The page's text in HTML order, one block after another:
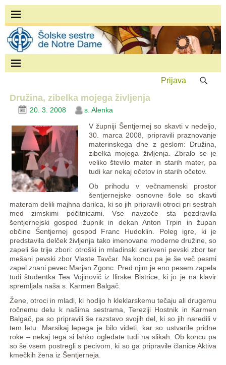
Prijava
Družina, zibelka mojega življenja
20. 3. 2008
s. Alenka
V župniji Šentjernej so skavti v nedeljo,
30. marca 2008, pripravili praznovanje
materinskega dne z geslom: Družina,
zibelka mojega življenja. Zbralo se je
veliko število mater in starih mater, pa
tudi kar nekaj očetov in starih očetov.
Ob prihodu v večnamenski prostor
šentjernejske osnovne šole so skavti
materam delili majhna darilca, ki so jih pripravili otroci pri sestrah
med zimskimi počitnicami. Vse navzoče sta pozdravila
šentjernejski gospod župnik in dekan Anton Trpin in župan
občine Šentjernej gospod Franc Hudoklin. Poleg igre, ki je
predstavila delček življenja tako imenovane moderne družine, so
zapeli še trije zbori: otroški in mladinski cerkveni pevski zbor ter
mešani pevski zbor Vlaste Tavčar. Na koncu pa je še več pesmi
zapel znani pevec Marjan Zgonc. Pred njim je eno pesem zapela
tudi študentka Tea Vojinovič iz Ilirske Bistrice, ki jo je na klavir
spremljala naša s. Karmen Balgač.
Žene, otroci in mladi, ki hodijo h kleklarskemu tečaju ali drugemu
ročnemu delu k našima sestrama, Tereziji Hostnik in Karmen
Balgač, pa so pripravili še razstavo svojih del, ki so jih naredili v
tem letu. Marsikaj lepega je bilo videti, kar so ustvarile pridne
roke – nekaj tega si lahko ogledate tudi na slikah. Ob koncu pa
so še vsem postregli s pecivom, ki so ga pripravile članice Aktiva
kmečkih žena iz Šentjerneja.